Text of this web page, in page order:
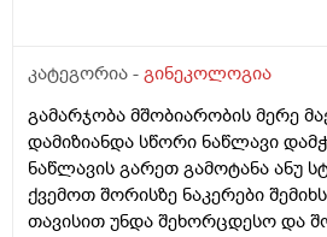
კატეგორია - გინეკოლოგია
გამარჯობა მშობიარობის მერე
დამიზიანდა სწორი ნაწლავი
ნაწლავის გარეთ გამოტანა ანუ
ქვემოთ შორისზე ნაკერები
თავისით უნდა შეხორცდესო და